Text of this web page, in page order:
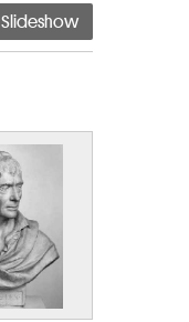
Slideshow